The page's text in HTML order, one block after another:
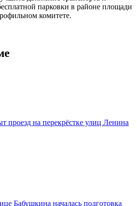
парковки в районе площади
комитете.
проезд на перекрёстке улиц Ленина
Бабушкина началась подготовка